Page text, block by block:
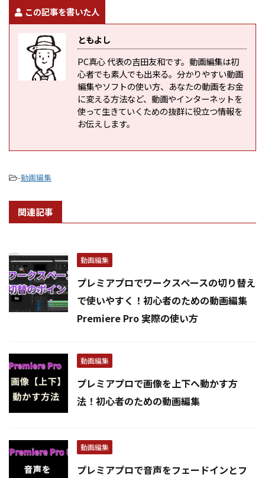
この記事を書いた人
ともよし
PC真心 代表の吉田友和です。動画編集は初
心者でも素人でも出来る。分かりやすい動画
編集やソフトの使い方、あなたの動画をお金
に変える方法など、動画やインターネットを
使って生きていくための抜群に役立つ情報を
お伝えします。
-動画編集
関連記事
動画編集
プレミアプロでワークスペースの切り替え
で使いやすく！初心者のための動画編集
Premiere Pro 実際の使い方
動画編集
プレミアプロで画像を上下へ動かす方
法！初心者のための動画編集
動画編集
プレミアプロで音声をフェードインとフ